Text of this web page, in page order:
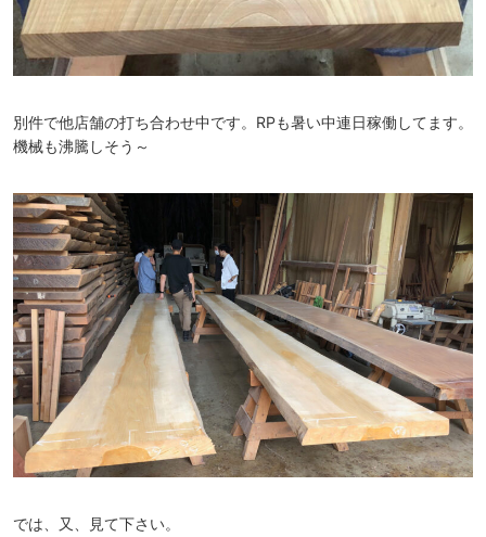
別件で他店舗の打ち合わせ中です。RPも暑い中連日稼働してます。
機械も沸騰しそう～
では、又、見て下さい。